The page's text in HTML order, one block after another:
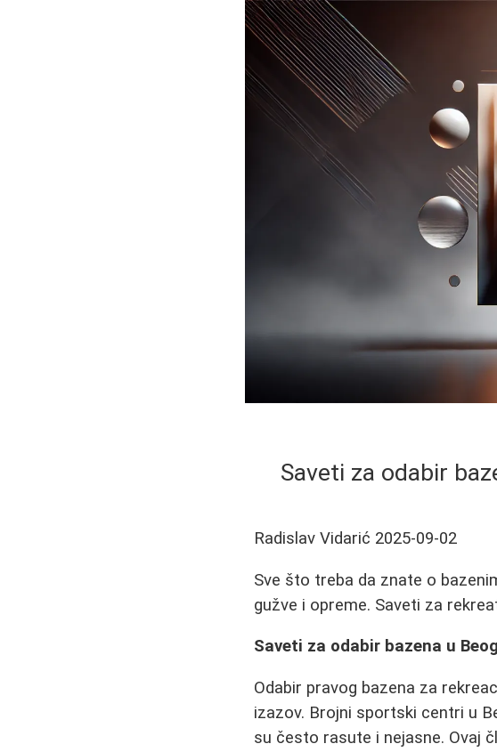
Saveti za odabir
Radislav Vidarić 2025-09-02
Sve što treba da znate o
gužve i opreme. Saveti za
Saveti za odabir bazena u
Odabir pravog bazena za
izazov. Brojni sportski centri u
su često rasute i nejasne. Ovaj